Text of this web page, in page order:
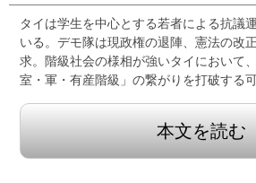
タイは学生を中心とする若者による抗議
いる。デモ隊は現政権の退陣、憲法の改
求。階級社会の様相が強いタイにおいて
室・軍・有産階級」の繋がりを打破する
本文を読む